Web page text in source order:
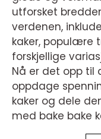
utforsket
verdenen,
kaker, populære
forskjellige
Nå er det opp til
oppdage
kaker og dele
med bake bake